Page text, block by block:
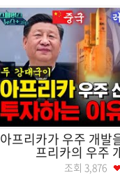
아프리카가 우주 개발
프리카의 우주
조회 3,876